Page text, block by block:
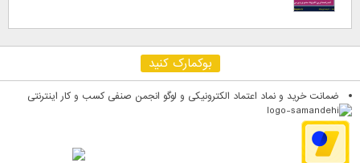
بوکمارک کنید
ضمانت خرید و نماد اعتماد الکترونیکی و لوگو انجمن صنفی کسب و کار اینترنتی